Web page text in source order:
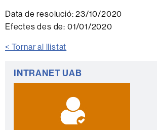
Data de resolució:23/10/2020
Efectes des de: 01/01/2020
< Tornar al llistat
Informació
complementària
INTRANET UAB